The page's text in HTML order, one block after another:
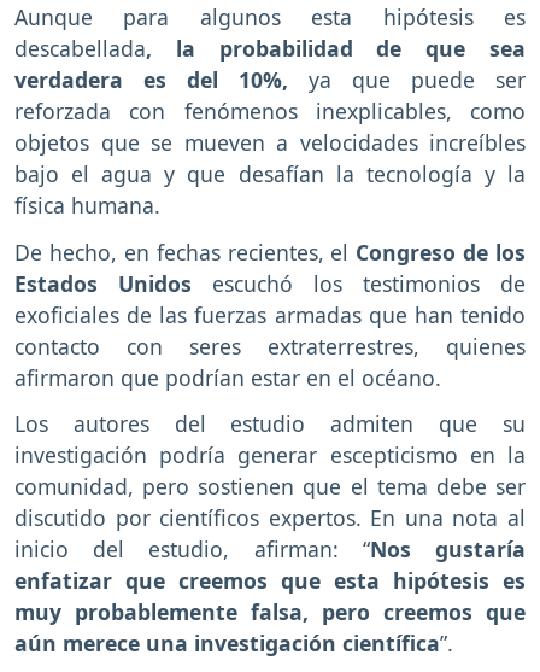
Aunque para algunos esta hipótesis es
descabellada, la probabilidad de que sea
verdadera es del 10%, ya que puede ser
reforzada con fenómenos inexplicables, como
objetos que se mueven a velocidades increíbles
bajo el agua y que desafían la tecnología y la
física humana.
De hecho, en fechas recientes, el Congreso de los
Estados Unidos escuchó los testimonios de
exoficiales de las fuerzas armadas que han tenido
contacto con seres extraterrestres, quienes
afirmaron que podrían estar en el océano.
Los autores del estudio admiten que su
investigación podría generar escepticismo en la
comunidad, pero sostienen que el tema debe ser
discutido por científicos expertos. En una nota al
inicio del estudio, afirman: “Nos gustaría
enfatizar que creemos que esta hipótesis es
muy probablemente falsa, pero creemos que
aún merece una investigación científica”.